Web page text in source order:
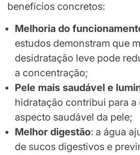
benefícios concretos:
Melhoria do
estudos demonstram que
desidratação leve pode
a concentração;
Pele mais saudável e
hidratação contribui para a
aspecto saudável da pele;
Melhor digestão: a água
de sucos digestivos e